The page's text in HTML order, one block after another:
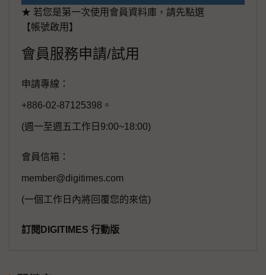
★ 若您是第一次使用會員資料庫，請先點選
【帳號啟用】
會員服務申請/試用
申請專線：
+886-02-87125398。
(週一至週五工作日9:00~18:00)
會員信箱：
member@digitimes.com
(一個工作日內將回覆您的來信)
訂閱DIGITIMES 行動版